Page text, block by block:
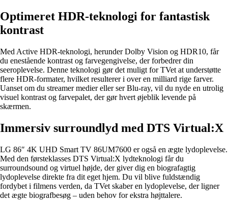
Optimeret HDR-teknologi for fantastisk
kontrast
Med Active HDR-teknologi, herunder Dolby Vision og HDR10, får
du enestående kontrast og farvegengivelse, der forbedrer din
seeroplevelse. Denne teknologi gør det muligt for TVet at understøtte
flere HDR-formater, hvilket resulterer i over en milliard rige farver.
Uanset om du streamer medier eller ser Blu-ray, vil du nyde en utrolig
visuel kontrast og farvepalet, der gør hvert øjeblik levende på
skærmen.
Immersiv surroundlyd med DTS Virtual:X
LG 86″ 4K UHD Smart TV 86UM7600 er også en ægte lydoplevelse.
Med den førsteklasses DTS Virtual:X lydteknologi får du
surroundsound og virtuel højde, der giver dig en biografagtig
lydoplevelse direkte fra dit eget hjem. Du vil blive fuldstændig
fordybet i filmens verden, da TVet skaber en lydoplevelse, der ligner
det ægte biografbesøg – uden behov for ekstra højttalere.